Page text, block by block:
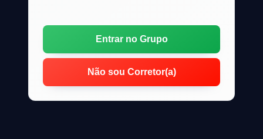
Entrar no Grupo
Não sou Corretor(a)